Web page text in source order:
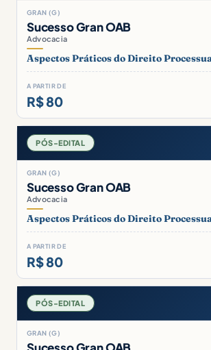
GRAN (G)
Sucesso Gran OAB
Advocacia
Aspectos Práticos do Direito
A PARTIR DE
R$ 80
PÓS-EDITAL
GRAN (G)
Sucesso Gran OAB
Advocacia
Aspectos Práticos do Direito
A PARTIR DE
R$ 80
PÓS-EDITAL
GRAN (G)